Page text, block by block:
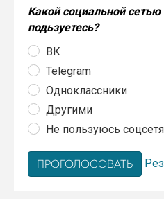
Какой социальной
подьзуетесь?
ВК
Telegram
Одноклассники
Другими
Не пользуюсь